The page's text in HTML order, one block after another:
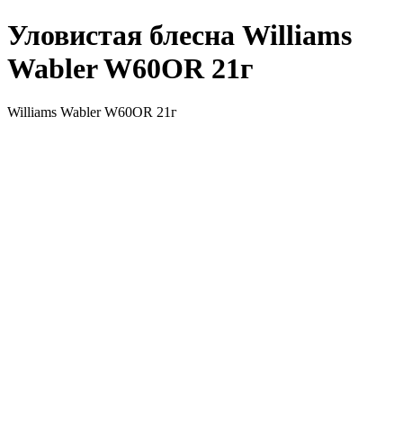
Уловистая блесна Williams
Wabler W60OR 21г
Williams Wabler W60OR 21г